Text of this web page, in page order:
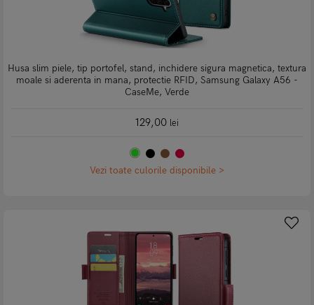
Husa slim piele, tip portofel, stand, inchidere sigura magnetica, textura
moale si aderenta in mana, protectie RFID, Samsung Galaxy A56 -
CaseMe, Verde
129,00 lei
Vezi toate culorile disponibile >